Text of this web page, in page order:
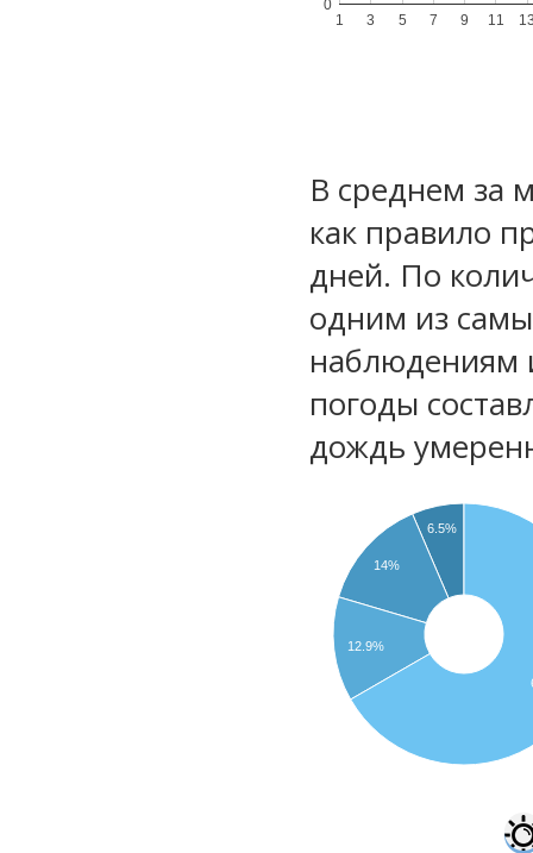
1 3 5 7 9 11
0
В среднем за
как правило
дней. По
одним из
наблюдениям
погоды
дождь
6.5%
14%
12.9%